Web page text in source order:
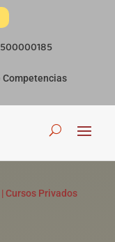
Competencias
|Cursos Privados